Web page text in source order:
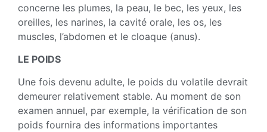
concerne les plumes, la peau, le bec, les yeux, les
oreilles, les narines, la cavité orale, les os, les
muscles, l’abdomen et le cloaque (anus).
LE POIDS
Une fois devenu adulte, le poids du volatile devrait
demeurer relativement stable. Au moment de son
examen annuel, par exemple, la vérification de son
poids fournira des informations importantes